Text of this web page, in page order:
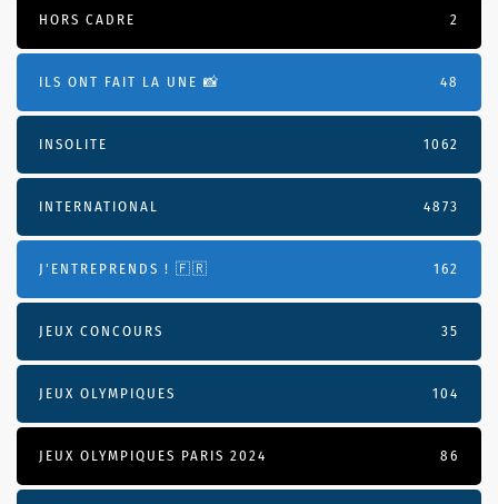
HORS CADRE 2
ILS ONT FAIT LA UNE 📸 48
INSOLITE 1062
INTERNATIONAL 4873
J'ENTREPRENDS ! 🇫🇷 162
JEUX CONCOURS 35
JEUX OLYMPIQUES 104
JEUX OLYMPIQUES PARIS 2024 86